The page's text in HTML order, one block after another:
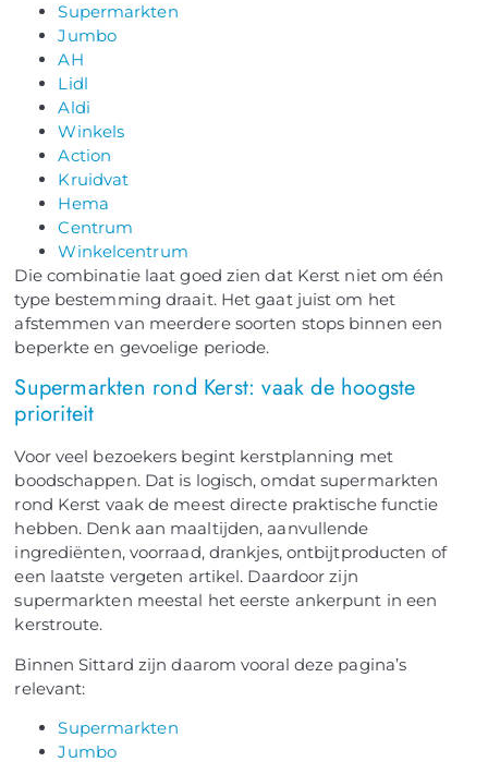
Supermarkten
Jumbo
AH
Lidl
Aldi
Winkels
Action
Kruidvat
Hema
Centrum
Winkelcentrum
Die combinatie laat goed zien dat Kerst niet om één
type bestemming draait. Het gaat juist om het
afstemmen van meerdere soorten stops binnen een
beperkte en gevoelige periode.
Supermarkten rond Kerst: vaak de hoogste
prioriteit
Voor veel bezoekers begint kerstplanning met
boodschappen. Dat is logisch, omdat supermarkten
rond Kerst vaak de meest directe praktische functie
hebben. Denk aan maaltijden, aanvullende
ingrediënten, voorraad, drankjes, ontbijtproducten of
een laatste vergeten artikel. Daardoor zijn
supermarkten meestal het eerste ankerpunt in een
kerstroute.
Binnen Sittard zijn daarom vooral deze pagina’s
relevant:
Supermarkten
Jumbo